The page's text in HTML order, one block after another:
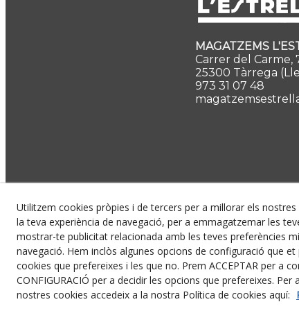
MAGATZEMS
Carrer del Carme,
25300 Tàrrega
973 31 07 48
© 08/2026 Magatzems
Utilitzem cookies pròpies i de tercers per a millorar els
la teva experiència de navegació, per a emmagatzemar les
mostrar-te publicitat relacionada amb les teves preferències
navegació. Hem inclòs algunes opcions de configuració que
cookies que prefereixes i les que no. Prem ACCEPTAR per a
CONFIGURACIÓ per a decidir les opcions que prefereixes.
nostres cookies accedeix a la nostra Política de cookies aquí: